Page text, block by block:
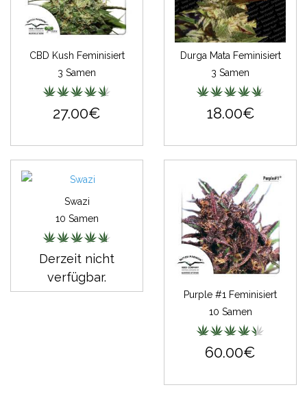
CBD Kush Feminisiert
3 Samen
27.00€
Durga Mata Feminisiert
3 Samen
18.00€
Swazi
10 Samen
Derzeit nicht
verfügbar.
Purple #1 Feminisiert
10 Samen
60.00€